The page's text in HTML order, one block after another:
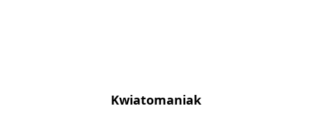
Kwiatomaniak